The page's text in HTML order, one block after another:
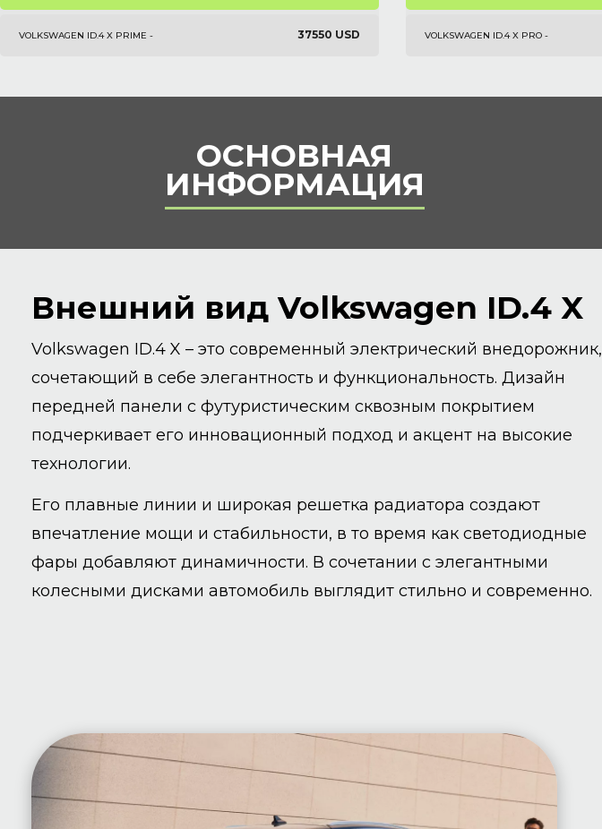
VOLKSWAGEN ID.4 X PRIME - 37550 USD VOLKSWAGEN ID.4 X PRO -
ОСНОВНАЯ
ИНФОРМАЦИЯ
Внешний вид Volkswagen ID.4 X
Volkswagen ID.4 X – это современный электрический внедорожник,
сочетающий в себе элегантность и функциональность. Дизайн
передней панели с футуристическим сквозным покрытием
подчеркивает его инновационный подход и акцент на высокие
технологии.
Его плавные линии и широкая решетка радиатора создают
впечатление мощи и стабильности, в то время как светодиодные
фары добавляют динамичности. В сочетании с элегантными
колесными дисками автомобиль выглядит стильно и современно.